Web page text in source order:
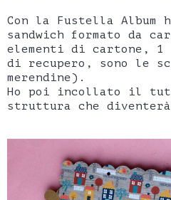
Con la Fustella Album
sandwich formato da
elementi di cartone, 1
di recupero, sono le
merendine).
Ho poi incollato il
struttura che